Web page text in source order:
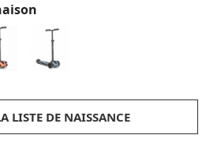
LISTE DE NAISSANCE